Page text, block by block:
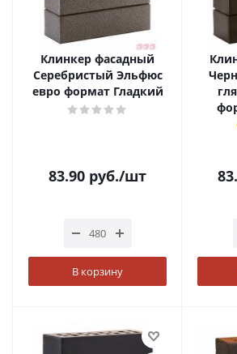
Клинкер фасадный
Серебристый Эльфюс
евро формат Гладкий
83.90 руб./шт
В корзину